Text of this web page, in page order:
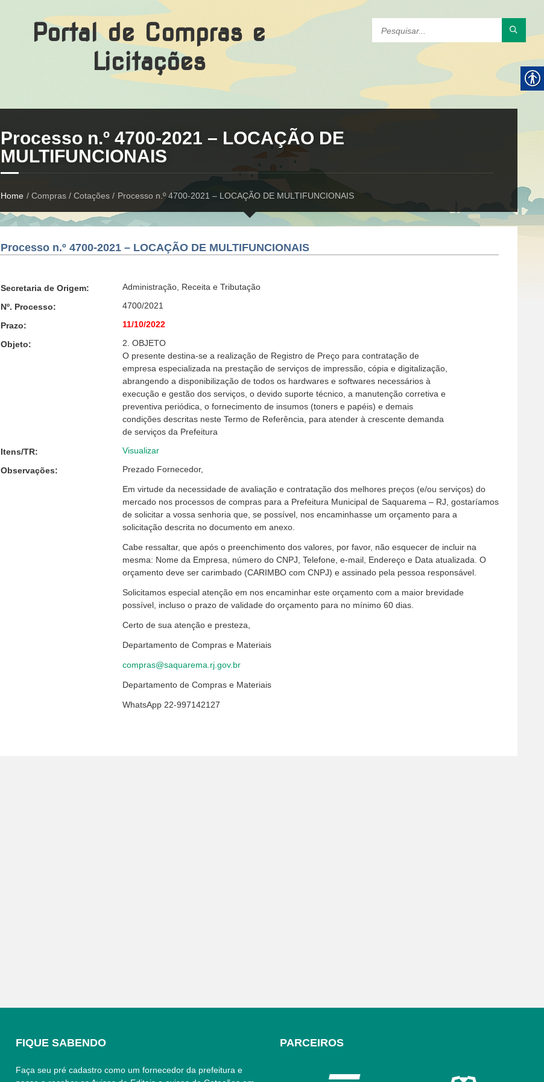
Portal de Compras e
Licitações
Processo n.º 4700-2021 – LOCAÇÃO DE
MULTIFUNCIONAIS
Home / Compras / Cotações / Processo n.º 4700-2021 – LOCAÇÃO DE MULTIFUNCIONAIS
Processo n.º 4700-2021 – LOCAÇÃO DE MULTIFUNCIONAIS
Secretaria de Origem: Administração, Receita e Tributação
Nº. Processo: 4700/2021
Prazo: 11/10/2022
Objeto:
2. OBJETO
O presente destina-se a realização de Registro de Preço para contratação de
empresa especializada na prestação de serviços de impressão, cópia e digitalização,
abrangendo a disponibilização de todos os hardwares e softwares necessários à
execução e gestão dos serviços, o devido suporte técnico, a manutenção corretiva e
preventiva periódica, o fornecimento de insumos (toners e papéis) e demais
condições descritas neste Termo de Referência, para atender à crescente demanda
de serviços da Prefeitura
Itens/TR: Visualizar
Observações: Prezado Fornecedor,
Em virtude da necessidade de avaliação e contratação dos melhores preços (e/ou serviços) do
mercado nos processos de compras para a Prefeitura Municipal de Saquarema – RJ, gostaríamos
de solicitar a vossa senhoria que, se possível, nos encaminhasse um orçamento para a
solicitação descrita no documento em anexo.
Cabe ressaltar, que após o preenchimento dos valores, por favor, não esquecer de incluir na
mesma: Nome da Empresa, número do CNPJ, Telefone, e-mail, Endereço e Data atualizada. O
orçamento deve ser carimbado (CARIMBO com CNPJ) e assinado pela pessoa responsável.
Solicitamos especial atenção em nos encaminhar este orçamento com a maior brevidade
possível, incluso o prazo de validade do orçamento para no mínimo 60 dias.
Certo de sua atenção e presteza,
Departamento de Compras e Materiais
compras@saquarema.rj.gov.br
Departamento de Compras e Materiais
WhatsApp 22-997142127
FIQUE SABENDO
Faça seu pré cadastro como um fornecedor da prefeitura e
PARCEIROS